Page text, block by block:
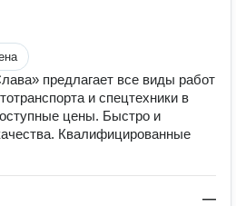
предлагает все виды работ
и спецтехники в
цены. Быстро и
Квалифицированные
—